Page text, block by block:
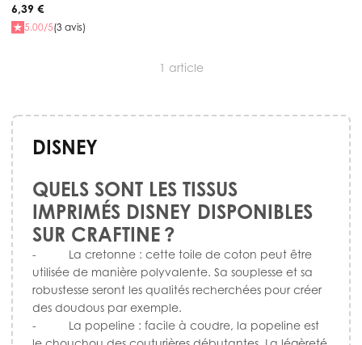
6,39 €
5.00/5(3 avis)
1 article
DISNEY
QUELS SONT LES TISSUS
IMPRIMÉS DISNEY DISPONIBLES
SUR CRAFTINE ?
- La cretonne : cette toile de coton peut être
utilisée de manière polyvalente. Sa souplesse et sa
robustesse seront les qualités recherchées pour créer
des doudous par exemple.
- La popeline : facile à coudre, la popeline est